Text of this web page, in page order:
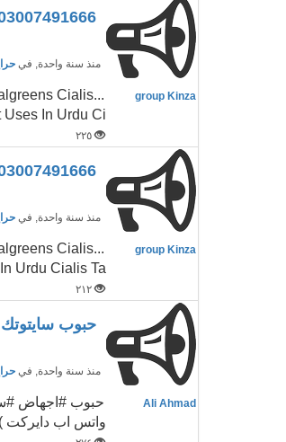
Cialis 20Mg Tablets In Karachi = 03007491666
منذ سنة واحدة, في
group Kinza
Cialis
In Urdu Ci
٢٢٥
Cialis 20Mg Tablets In Karachi = 03007491666
منذ سنة واحدة, في
group Kinza
Cialis
Urdu Cialis Ta
٢١٢
حبوب سايتوتك للبيع (بالرياض)
منذ سنة واحدة, في
Ali Ahmad
واتس اب